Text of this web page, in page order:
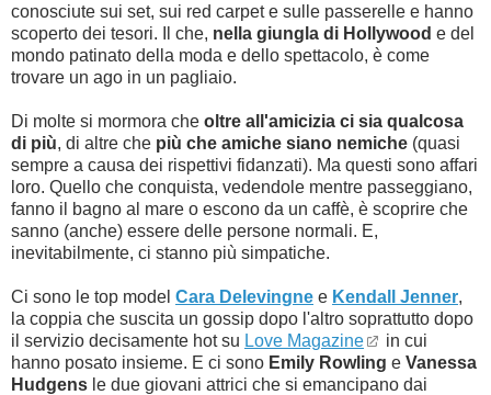
conosciute sui set, sui red carpet e sulle passerelle e hanno
scoperto dei tesori. Il che, nella giungla di Hollywood e del
mondo patinato della moda e dello spettacolo, è come
trovare un ago in un pagliaio.
Di molte si mormora che oltre all'amicizia ci sia qualcosa
di più, di altre che più che amiche siano nemiche (quasi
sempre a causa dei rispettivi fidanzati). Ma questi sono affari
loro. Quello che conquista, vedendole mentre passeggiano,
fanno il bagno al mare o escono da un caffè, è scoprire che
sanno (anche) essere delle persone normali. E,
inevitabilmente, ci stanno più simpatiche.
Ci sono le top model Cara Delevingne e Kendall Jenner,
la coppia che suscita un gossip dopo l'altro soprattutto dopo
il servizio decisamente hot su Love Magazine
in cui
hanno posato insieme. E ci sono Emily Rowling e Vanessa
Hudgens le due giovani attrici che si emancipano dai